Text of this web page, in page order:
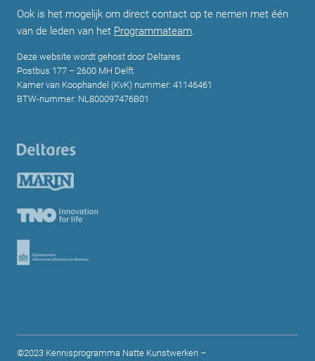
Ook is het mogelijk om direct contact op te nemen met één
van de leden van het Programmateam.
Deze website wordt gehost door Deltares
Postbus 177 – 2600 MH Delft
Kamer van Koophandel (KvK) nummer: 41146461
BTW-nummer: NL800097476B01
©2023 Kennisprogramma Natte Kunstwerken –